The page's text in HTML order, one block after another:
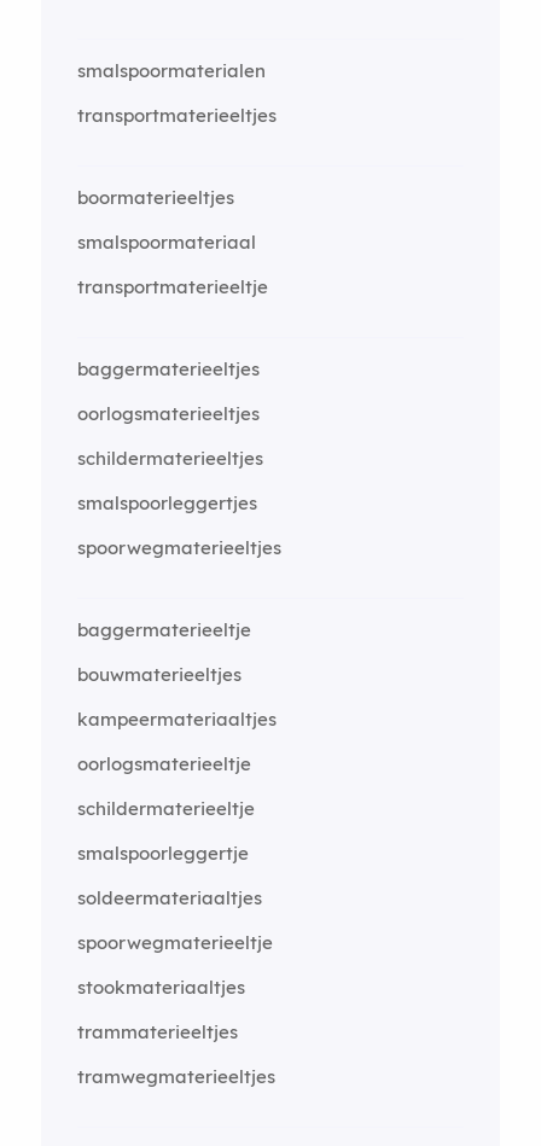
smalspoormaterialen
transportmaterieeltjes
boormaterieeltjes
smalspoormateriaal
transportmaterieeltje
baggermaterieeltjes
oorlogsmaterieeltjes
schildermaterieeltjes
smalspoorleggertjes
spoorwegmaterieeltjes
baggermaterieeltje
bouwmaterieeltjes
kampeermateriaaltjes
oorlogsmaterieeltje
schildermaterieeltje
smalspoorleggertje
soldeermateriaaltjes
spoorwegmaterieeltje
stookmateriaaltjes
trammaterieeltjes
tramwegmaterieeltjes